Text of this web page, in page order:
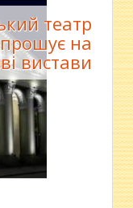
театр
на
вистави